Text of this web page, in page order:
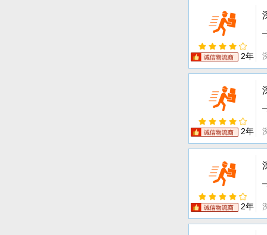
2年
2年
2年